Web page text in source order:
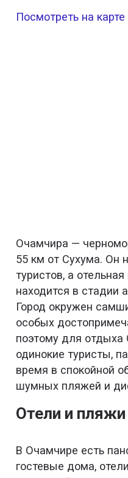
Посмотреть на карте
Очамчира —
55 км от Сухума. Он
туристов, а
находится в стадии
Город окружен
особых
поэтому для
одинокие туристы,
время в спокойной
шумных пляжей и
Отели и пляжи
В Очамчире есть
гостевые дома,